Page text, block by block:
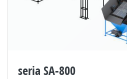
seria SA-800